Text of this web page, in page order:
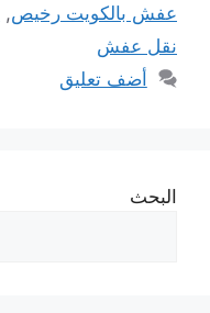
عفش بالكويت رخيص,
نقل عفش
أضف تعليق
البحث